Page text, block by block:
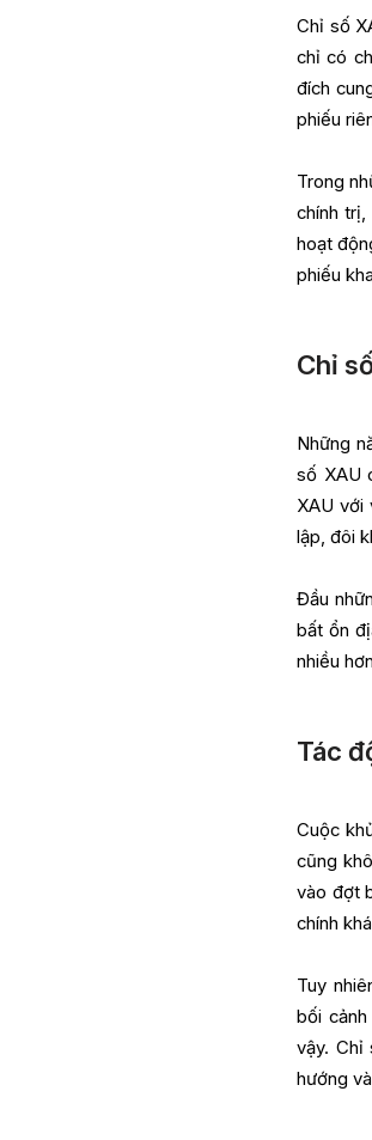
Chỉ số
chỉ có
đích
phiếu
Trong
chính
hoạt
phiếu
Chỉ
Những
số XAU
XAU với
lập, đôi
Đầu
bất ổn
nhiều
Tác
Cuộc
cũng
vào đợt
chính
Tuy
bối cảnh
vậy. Chỉ
hướng